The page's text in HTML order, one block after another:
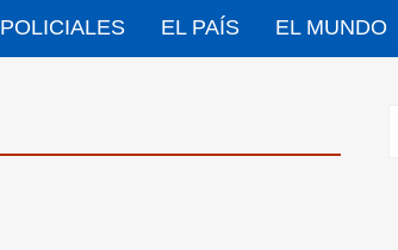
POLICIALES EL PAÍS EL MUNDO